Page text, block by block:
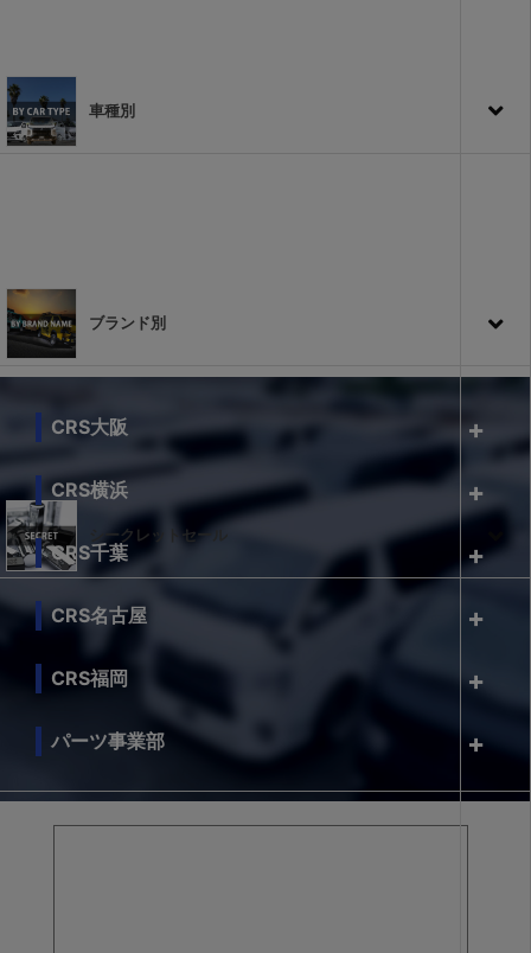
車種別
ブランド別
シークレットセール
CRS大阪
CRS横浜
CRS千葉
CRS名古屋
CRS福岡
パーツ事業部